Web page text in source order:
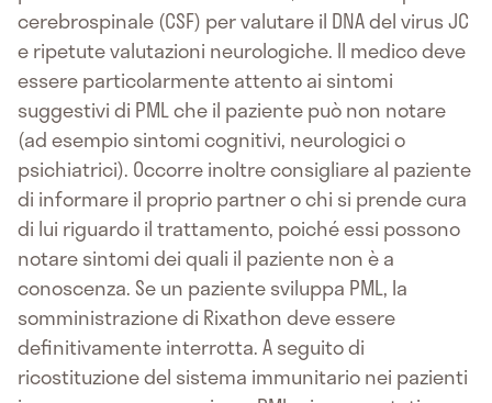
cerebrospinale (CSF) per valutare il DNA del virus JC
e ripetute valutazioni neurologiche. Il medico deve
essere particolarmente attento ai sintomi
suggestivi di PML che il paziente può non notare
(ad esempio sintomi cognitivi, neurologici o
psichiatrici). Occorre inoltre consigliare al paziente
di informare il proprio partner o chi si prende cura
di lui riguardo il trattamento, poiché essi possono
notare sintomi dei quali il paziente non è a
conoscenza. Se un paziente sviluppa PML, la
somministrazione di Rixathon deve essere
definitivamente interrotta. A seguito di
ricostituzione del sistema immunitario nei pazienti